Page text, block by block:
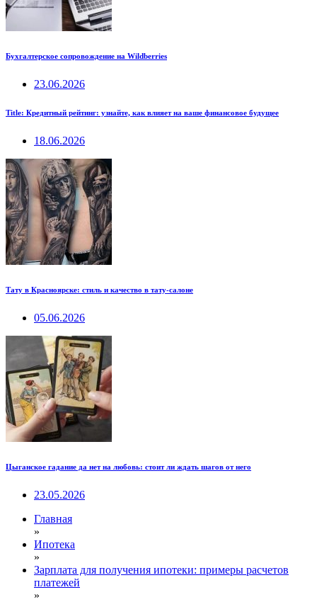
Бухгалтерское сопровождение на Wildberries
23.06.2026
Title: Кредитный рейтинг: узнайте, как влияет на ваше финансовое будущее
18.06.2026
Тату в Красноярске: стиль и качество в тату-салоне
05.06.2026
Цыганское гадание да нет на любовь: стоит ли ждать шагов от него
23.05.2026
Главная
»
Ипотека
»
Зарплата для получения ипотеки: примеры расчетов
платежей
»